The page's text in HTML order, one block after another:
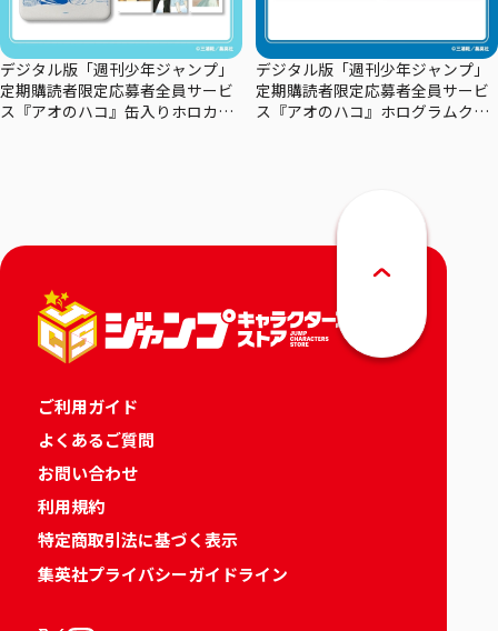
デジタル版「週刊少年ジャンプ」
定期購読者限定応募者全員サービ
ス『アオのハコ』缶入りホロカー
デジタル版「週刊少年ジャンプ」
定期購読者限定応募者全員サービ
ス『アオのハコ』ホログラムクリ
ご利用ガイド
よくあるご質問
お問い合わせ
利用規約
特定商取引法に基づく表示
集英社プライバシーガイドライン